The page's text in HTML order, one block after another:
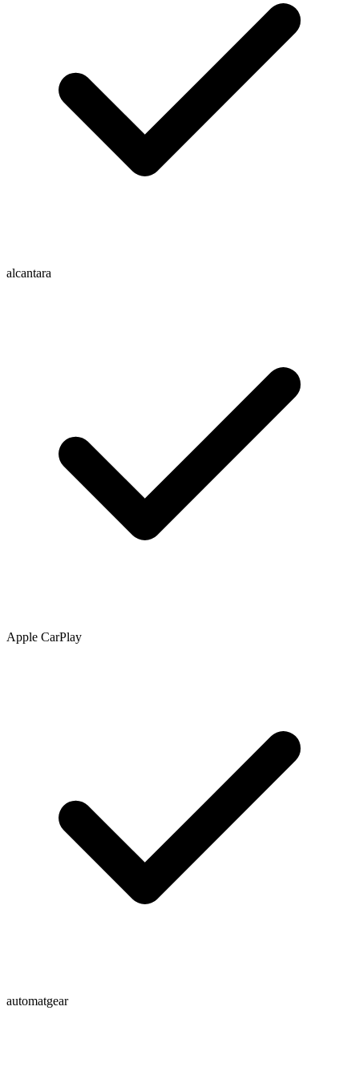
alcantara
Apple CarPlay
automatgear